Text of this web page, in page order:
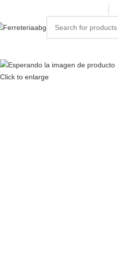
Click to enlarge